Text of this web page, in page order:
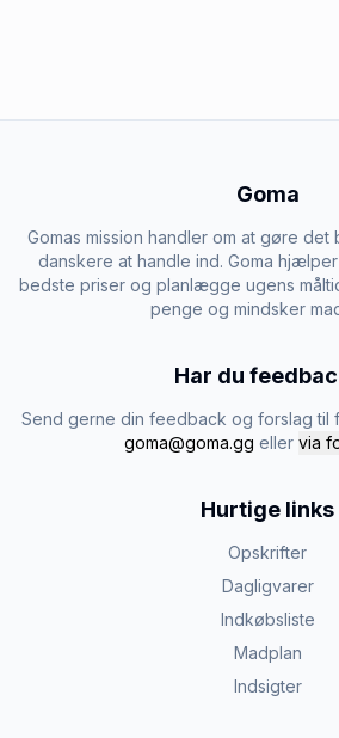
Goma
Gomas mission handler om at gøre
danskere at handle ind. Goma
bedste priser og planlægge ugens
penge og mindsker
Har du
Send gerne din feedback og forslag til
goma@goma.gg eller via
Hurtige links
Opskrifter
Dagligvarer
Indkøbsliste
Madplan
Indsigter